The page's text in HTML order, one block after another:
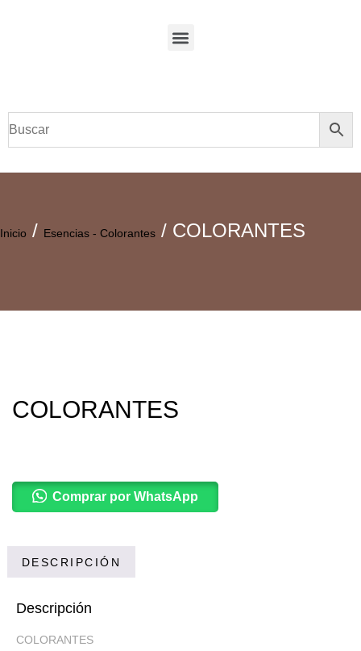
Inicio / Esencias - Colorantes / COLORANTES
COLORANTES
Comprar por WhatsApp
DESCRIPCIÓN
Descripción
COLORANTES